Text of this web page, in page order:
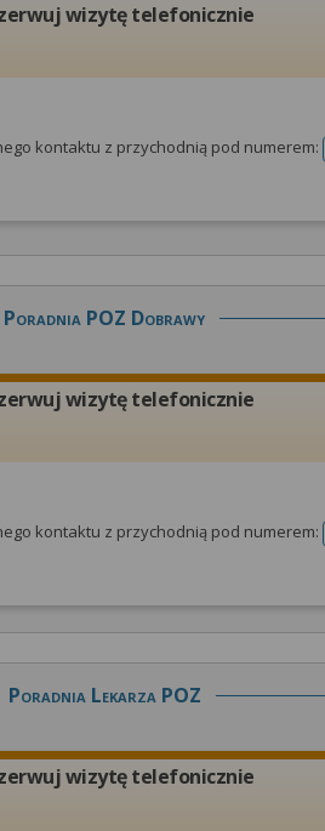
wizytę telefonicznie
kontaktu z przychodnią pod numerem:
Poradnia POZ Dobrawy
wizytę telefonicznie
kontaktu z przychodnią pod numerem:
Poradnia Lekarza POZ
wizytę telefonicznie